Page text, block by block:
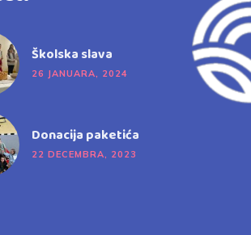
Školska slava
26 JANUARA, 2024
Donacija paketića
22 DECEMBRA, 2023